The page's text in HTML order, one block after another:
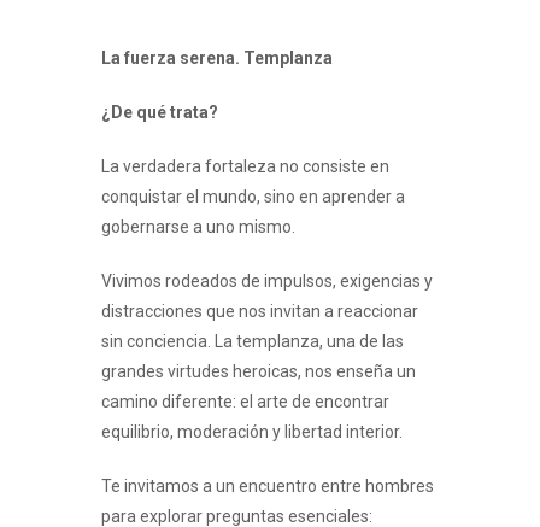
La fuerza serena. Templanza
¿De qué trata?
La verdadera fortaleza no consiste en
conquistar el mundo, sino en aprender a
gobernarse a uno mismo.
Vivimos rodeados de impulsos, exigencias y
distracciones que nos invitan a reaccionar
sin conciencia. La templanza, una de las
grandes virtudes heroicas, nos enseña un
camino diferente: el arte de encontrar
equilibrio, moderación y libertad interior.
Te invitamos a un encuentro entre hombres
para explorar preguntas esenciales: